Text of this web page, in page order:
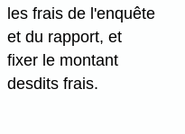
les frais de l'enquête
et du rapport, et
fixer le montant
desdits frais.